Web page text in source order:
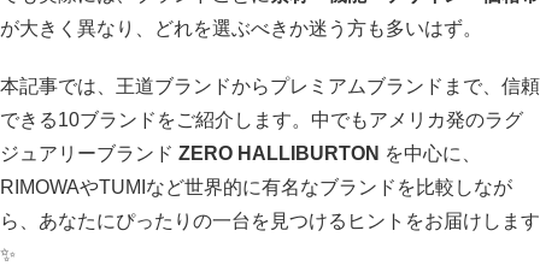
が大きく異なり、どれを選ぶべきか迷う方も多いはず。
本記事では、王道ブランドからプレミアムブランドまで、信頼
できる10ブランドをご紹介します。中でもアメリカ発のラグ
ジュアリーブランド ZERO HALLIBURTON を中心に、
RIMOWAやTUMIなど世界的に有名なブランドを比較しなが
ら、あなたにぴったりの一台を見つけるヒントをお届けします
✨